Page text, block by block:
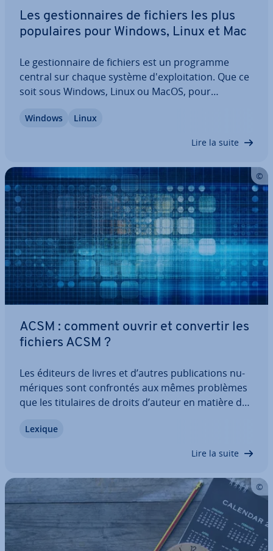
Les ges­tion­naires de fichiers les plus
po­pu­laires pour Windows, Linux et Mac
Le ges­tion­naire de fichiers est un programme
central sur chaque système d'ex­ploi­ta­tion. Que ce
soit sous Windows, Linux ou MacOS, pour
toires de manière simple et efficace, vous devez
Windows Linux
Lire la suite
ACSM : comment ouvrir et convertir les
fichiers ACSM ?
Les éditeurs de livres et d’autres pu­bli­ca­tions nu­
mé­riques sont con­fron­tés aux mêmes problèmes
que les ti­tu­laires de droits d’auteur en matière de
numérique, leurs œuvres sont trop faciles à
Lexique
Lire la suite